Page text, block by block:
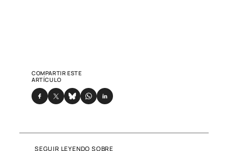
COMPARTIR ESTE
ARTÍCULO
SEGUIR LEYENDO SOBRE